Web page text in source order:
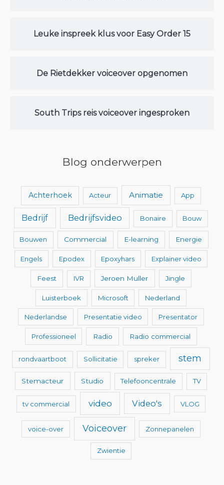
Leuke inspreek klus voor Easy Order 15
De Rietdekker voiceover opgenomen
South Trips reis voiceover ingesproken
Blog onderwerpen
Achterhoek Acteur Animatie App
Bedrijf Bedrijfsvideo Bonaire Bouw
Bouwen Commercial E-learning Energie
Engels Epodex Epoxyhars Explainer video
Feest IVR Jeroen Muller Jingle
Luisterboek Microsoft Nederland
Nederlandse Presentatie video Presentator
Professioneel Radio Radio commercial
rondvaartboot Sollicitatie spreker stem
Stemacteur Studio Telefooncentrale TV
tv commercial video Video's VLOG
voice-over Voiceover Zonnepanelen
Zwientie